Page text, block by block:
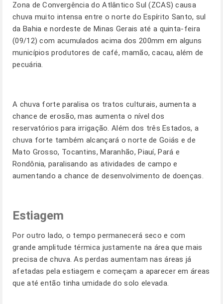
Zona de Convergência do Atlântico Sul (ZCAS) causa
chuva muito intensa entre o norte do Espírito Santo, sul
da Bahia e nordeste de Minas Gerais até a quinta-feira
(09/12) com acumulados acima dos 200mm em alguns
municípios produtores de café, mamão, cacau, além de
pecuária.
A chuva forte paralisa os tratos culturais, aumenta a
chance de erosão, mas aumenta o nível dos
reservatórios para irrigação. Além dos três Estados, a
chuva forte também alcançará o norte de Goiás e de
Mato Grosso, Tocantins, Maranhão, Piauí, Pará e
Rondônia, paralisando as atividades de campo e
aumentando a chance de desenvolvimento de doenças.
Estiagem
Por outro lado, o tempo permanecerá seco e com
grande amplitude térmica justamente na área que mais
precisa de chuva. As perdas aumentam nas áreas já
afetadas pela estiagem e começam a aparecer em áreas
que até então tinha umidade do solo elevada.